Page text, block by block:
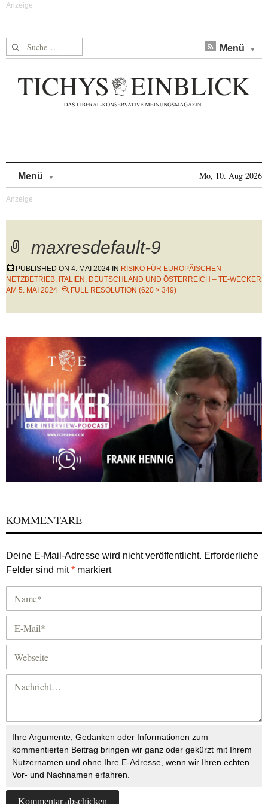
Suche nach: Menü
Menü Mo, 10. Aug 2026
maxresdefault-9
PUBLISHED ON 4. MAI 2024 IN RISIKO FÜR EUROPÄISCHEN
NETZBETRIEB: ITALIEN, DEUTSCHLAND UND ÖSTERREICH – TE-WECKER
AM 5. MAI 2024
FULL RESOLUTION (620 × 349)
KOMMENTARE
Deine E-Mail-Adresse wird nicht veröffentlicht. Erforderliche
Felder sind mit* markiert
Ihre Argumente, Gedanken oder Informationen zum
kommentierten Beitrag bringen wir ganz oder gekürzt mit Ihrem
Nutzernamen und ohne Ihre E-Adresse, wenn wir Ihren echten
Vor- und Nachnamen erfahren.